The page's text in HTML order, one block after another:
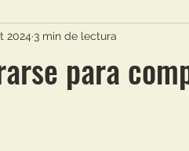
para
2024 3 min de lectura